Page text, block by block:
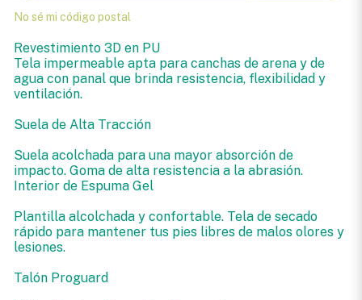
No sé mi código postal
Revestimiento 3D en PU
Tela impermeable apta para canchas de arena y de
agua con panal que brinda resistencia, flexibilidad y
ventilación.
Suela de Alta Tracción
Suela acolchada para una mayor absorción de
impacto. Goma de alta resistencia a la abrasión.
Interior de Espuma Gel
Plantilla alcolchada y confortable. Tela de secado
rápido para mantener tus pies libres de malos olores y
lesiones.
Talón Proguard